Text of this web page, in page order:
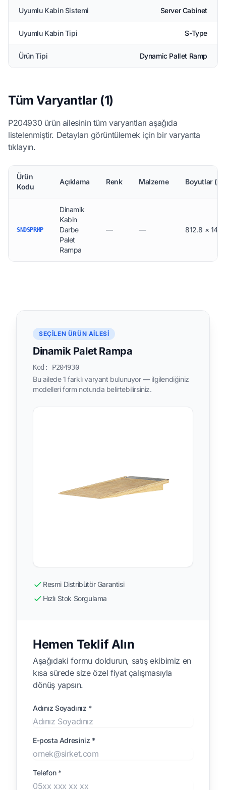
Uyumlu Kabin Sistemi Server Cabinet
Uyumlu Kabin Tipi S-Type
Ürün Tipi Dynamic Pallet Ramp
Tüm Varyantlar (1)
P204930 ürün ailesinin tüm varyantları aşağıda
listelenmiştir. Detayları görüntülemek için bir varyanta
tıklayın.
Ürün
Kodu
Açıklama Renk Malzeme Boyutlar
SNDSPRMP
Dinamik
Kabin
Darbe
Palet
Rampa
— — 812.8 ×
SEÇILEN ÜRÜN AILESI
Dinamik Palet Rampa
Kod: P204930
Bu ailede 1 farklı varyant bulunuyor — ilgilendiğiniz
modelleri form notunda belirtebilirsiniz.
Resmi Distribütör Garantisi
Hızlı Stok Sorgulama
Hemen Teklif Alın
Aşağıdaki formu doldurun, satış ekibimiz en
kısa sürede size özel fiyat çalışmasıyla
dönüş yapsın.
Adınız Soyadınız *
E-posta Adresiniz *
Telefon *